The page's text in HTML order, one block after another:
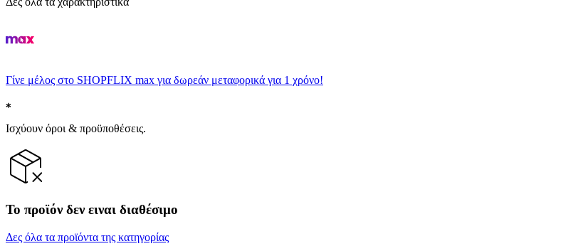
Γίνε μέλος στο SHOPFLIX max για δωρεάν μεταφορικά για 1 χρόνο!
Ισχύουν όροι & προϋποθέσεις.
Το προϊόν δεν ειναι διαθέσιμο
Δες όλα τα προϊόντα της κατηγορίας